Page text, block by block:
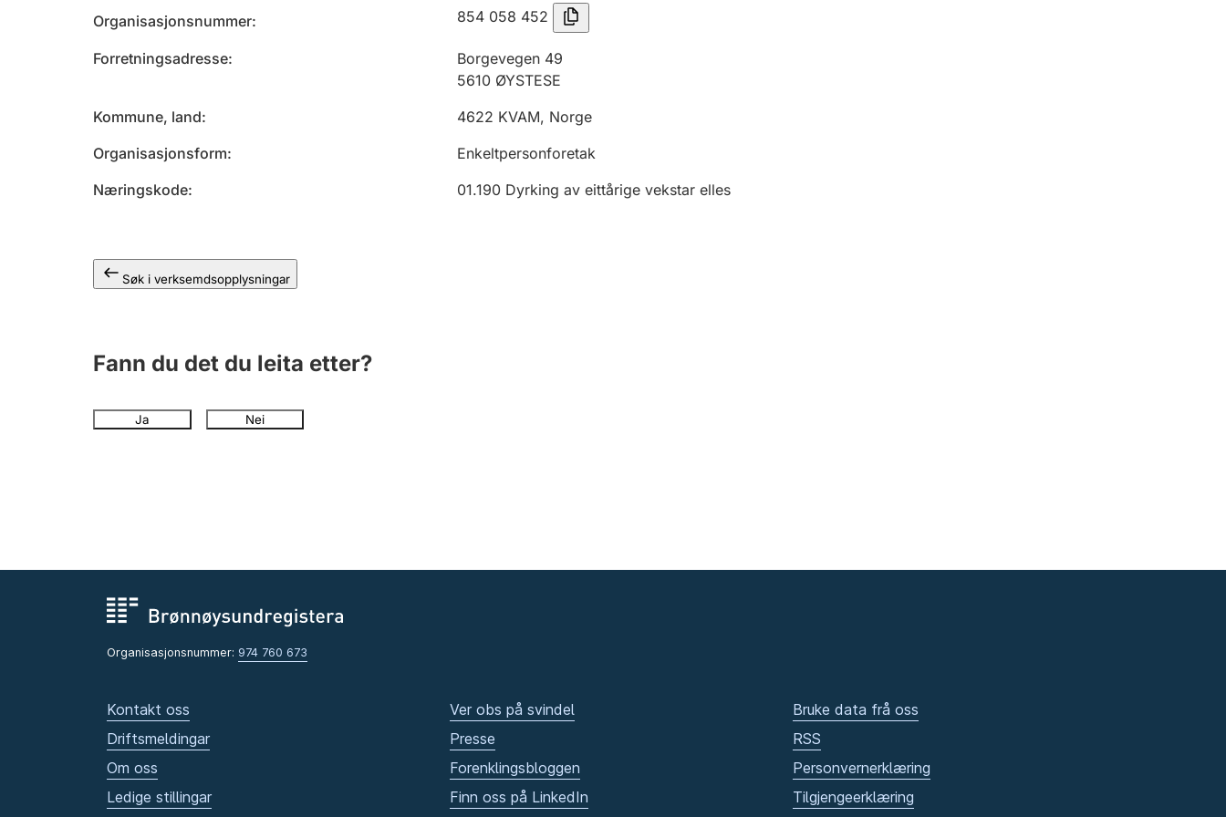
Organisasjonsnummer 854 058 452
Forretningsadresse
Borgevegen 49
5610 ØYSTESE
Kommune, land
4622 KVAM, Norge
Organisasjonsform
Enkeltpersonforetak
Næringskode
01.190 Dyrking av eittårige vekstar elles
Søk i verksemdsopplysningar
Fann du det du leita etter?
Ja Nei
Organisasjonsnummer: 974 760 673
Kontakt oss
Driftsmeldingar
Om oss
Ledige stillingar
Ver obs på svindel
Presse
Forenklingsbloggen
Finn oss på LinkedIn
Bruke data frå oss
RSS
Personvernerklæring
Tilgjengeerklæring